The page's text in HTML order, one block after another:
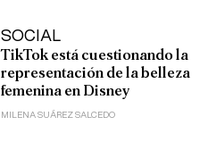
SOCIAL
TikTok está cuestionando la
representación de la belleza
femenina en Disney
MILENA SUÁREZ SALCEDO